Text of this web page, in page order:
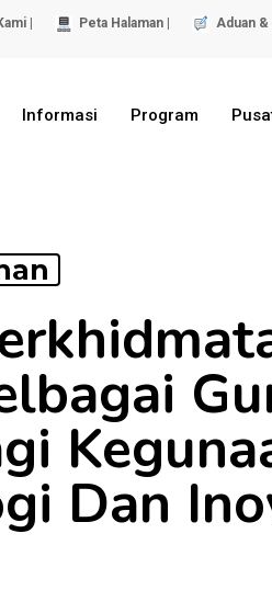
| Peta Halaman | Aduan &
Informasi Program
Dan